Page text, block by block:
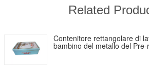
Related
Contenitore rettangolare di
bambino del metallo del